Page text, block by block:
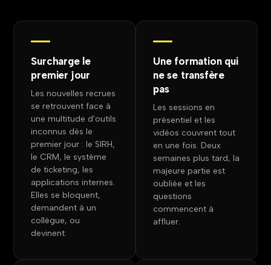
Surcharge le
premier jour
Les nouvelles recrues
se retrouvent face à
une multitude d'outils
inconnus dès le
premier jour : le SIRH,
le CRM, le système
de ticketing, les
applications internes.
Elles se bloquent,
demandent à un
collègue, ou
devinent.
Une formation qui
ne se transfère
pas
Les sessions en
présentiel et les
vidéos couvrent tout
en une fois. Deux
semaines plus tard, la
majeure partie est
oubliée et les
questions
commencent à
affluer.